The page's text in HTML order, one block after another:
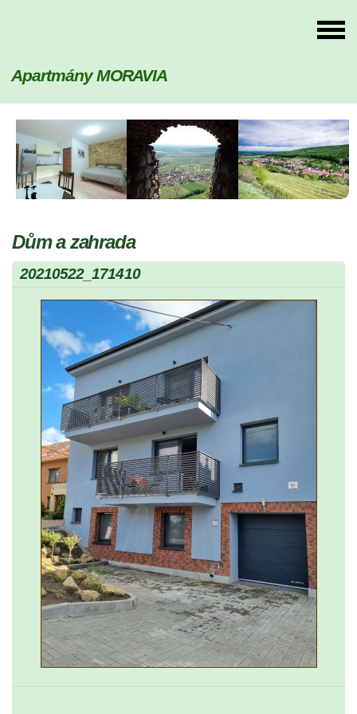
Apartmány MORAVIA
Dům a zahrada
20210522_171410